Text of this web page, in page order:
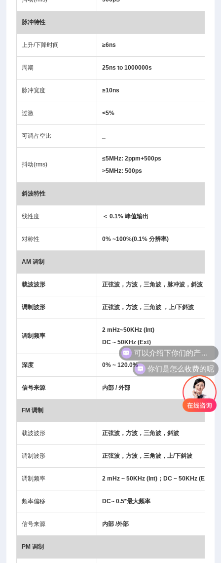
脉冲特性
上升/下降时间 ≥6ns
周期 25ns to 1000000s
脉冲宽度 ≥10ns
过激 <5%
可调占空比
抖动(rms)
≤5MHz: 2ppm+500ps
>5MHz: 500ps
斜波特性
线性度 ＜ 0.1% 峰值输出
对称性 0% ~100%(0.1% 分辨率)
AM调制
载波波形 正弦波，方波，三角波，脉冲波，斜波，
调制波形 正弦波，方波，三角波 ，上/下斜波
调制频率
2 mHz~50KHz (Int)
DC ~ 50KHz (Ext)
深度 0% ~ 120.0%
信号来源 内部 / 外部
FM调制
载波波形 正弦波，方波，三角波，斜波
调制波形 正弦波，方波，三角波，上/下斜波
调制频率 2 mHz ~ 50KHz (Int)；DC ~ 50KHz (Ext)
频率偏移 DC~ 0.5*最大频率
信号来源 内部 /外部
PM调制
你们是怎么收费的呢